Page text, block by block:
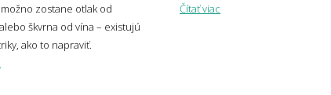
si vytvoriť vlastný kusový koberec na
zostane otlak od
škvrna od vína – existujú
ako to napraviť.
Čítať viac